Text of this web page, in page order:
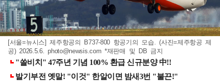
[서울=뉴시스] 제주항공의 B737-800 항공기의 모습. (사진=제주항공 제
공) 2026.5.6.photo@newsis.com *재판매 및 DB 금지